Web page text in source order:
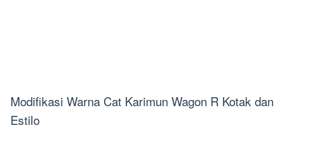
Modifikasi Warna Cat Karimun Wagon R Kotak dan
Estilo